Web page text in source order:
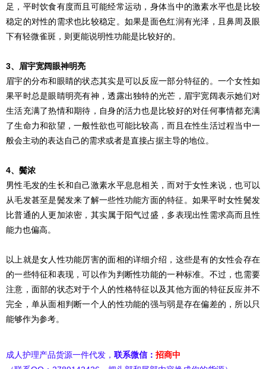
足，平时饮食有度而且可能经常运动，身体当中的激素水平也是比较
稳定的对性的需求也比较稳定。如果是面色红润有光泽，且鼻周及眼
下有轻微雀斑，则更能说明性功能是比较好的。
3、眉宇宽阔眼神明亮
眉宇的分布和眼睛的状态其实是可以反应一部分特征的。一个女性如
果平时总是眼睛明亮有神，透露出独特的光芒，眉宇宽阔表示她们对
生活充满了热情和期待，自身的活力也是比较好的对任何事情都充满
了生命力和欲望，一般性欲也可能比较高，而且在性生活过程当中一
般会主动的表达自己的需求或者是直接占据主导的地位。
4、‌鬓浓
男性毛发的生长和自己激素水平息息相关，而对于女性来说，也可以
从毛发甚至是‌鬓发来了解一些性功能方面的特征。如果平时女性‌鬓发
比普通的人更加浓密，其实属于阳气过盛，多表现出性需求高而且性
能力也偏高。
以上就是女人性功能厉害的面相的详细介绍，这些是有的女性会存在
的一些特征和表现，可以作为判断性功能的一种标准。不过，也需要
注意，面部的状态对于个人的性格特征以及其他方面的特征反应并不
完全，单从面相判断一个人的性功能的强与弱是存在偏差的，所以只
能够作为参考。
成人护理产品货源一件代发， 联系微信： 招商中